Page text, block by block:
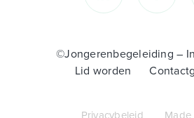
©Jongerenbegeleiding –
Lid worden
Privacybeleid Made